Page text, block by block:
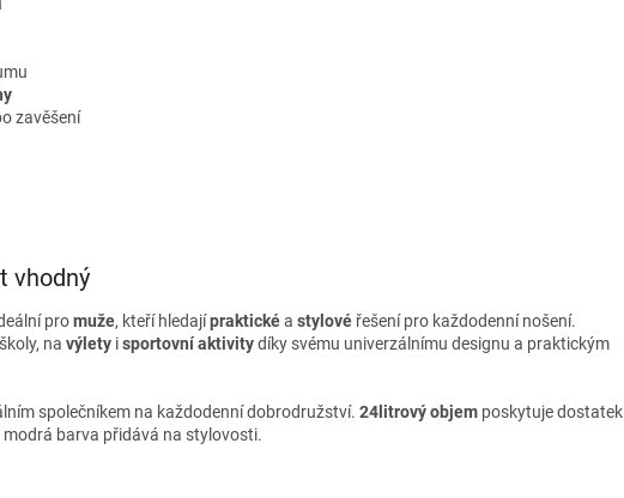
zavěšení
vhodný
promuže, kteří hledajípraktickéa stylové řešení pro každodenní nošení.
na výlety isportovní aktivitydíky svému univerzálnímu designu a praktickým
společníkem na každodenní dobrodružství. 24litrový objem poskytuje dostatek
barva přidává na stylovosti.